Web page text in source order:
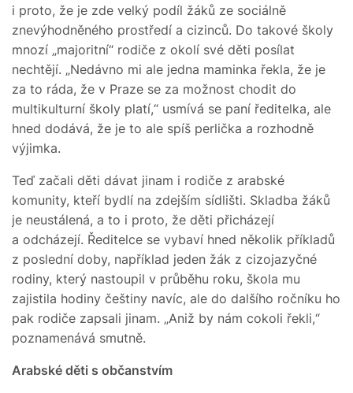
i proto, že je zde velký podíl žáků ze sociálně
znevýhodněného prostředí a cizinců. Do takové školy
mnozí „majoritní“ rodiče z okolí své děti posílat
nechtějí. „Nedávno mi ale jedna maminka řekla, že je
za to ráda, že v Praze se za možnost chodit do
multikulturní školy platí,“ usmívá se paní ředitelka, ale
hned dodává, že je to ale spíš perlička a rozhodně
výjimka.
Teď začali děti dávat jinam i rodiče z arabské
komunity, kteří bydlí na zdejším sídlišti. Skladba žáků
je neustálená, a to i proto, že děti přicházejí
a odcházejí. Ředitelce se vybaví hned několik příkladů
z poslední doby, například jeden žák z cizojazyčné
rodiny, který nastoupil v průběhu roku, škola mu
zajistila hodiny češtiny navíc, ale do dalšího ročníku ho
pak rodiče zapsali jinam. „Aniž by nám cokoli řekli,“
poznamenává smutně.
Arabské děti s občanstvím